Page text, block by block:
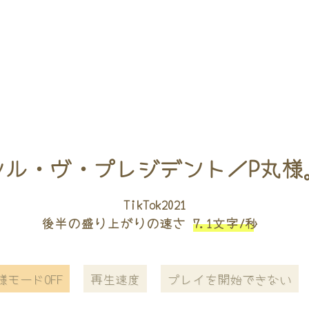
ル・ヴ・プレジデント／P丸様
TikTok2021
後半の盛り上がりの速さ 7.1文字/秒
モードOFF 再生速度 プレイを開始できない